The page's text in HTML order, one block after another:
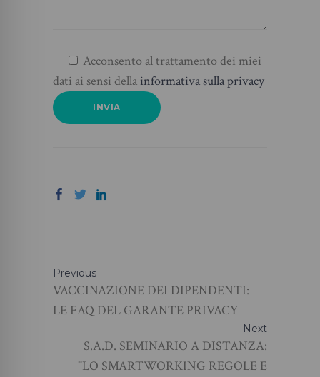
Acconsento al trattamento dei miei
dati ai sensi della informativa sulla privacy
Previous
VACCINAZIONE DEI DIPENDENTI:
LE FAQ DEL GARANTE PRIVACY
Next
S.A.D. SEMINARIO A DISTANZA:
"LO SMARTWORKING REGOLE E